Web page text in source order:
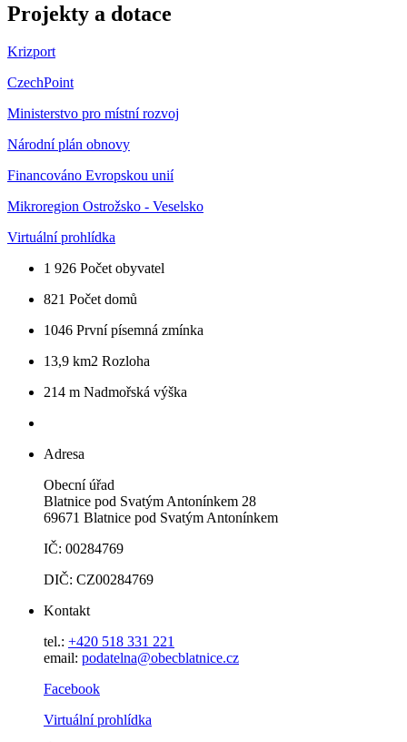
Projekty a dotace
Krizport
CzechPoint
Ministerstvo pro místní rozvoj
Národní plán obnovy
Financováno Evropskou unií
Mikroregion Ostrožsko - Veselsko
Virtuální prohlídka
1 926 Počet obyvatel
821 Počet domů
1046 První písemná zmínka
13,9 km2 Rozloha
214 m Nadmořská výška
Adresa
Obecní úřad
Blatnice pod Svatým Antonínkem 28
69671 Blatnice pod Svatým Antonínkem
IČ: 00284769
DIČ: CZ00284769
Kontakt
tel.: +420 518 331 221
email: podatelna@obecblatnice.cz
Facebook
Virtuální prohlídka